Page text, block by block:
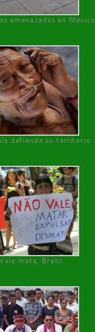
amenazadas en México
defiende su territorio
Vale mata, Brasil